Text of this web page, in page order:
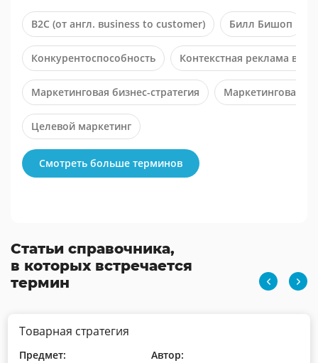
B2C (от англ. вusiness to сustomer) Билл Бишоп
Конкурентоспособность Контекстная реклама в
Маркетинговая бизнес-стратегия Маркетинговая
Целевой маркетинг
Смотреть больше терминов
Статьи справочника,
в которых встречается
термин
Товарная стратегия
Предмет:
Автор: